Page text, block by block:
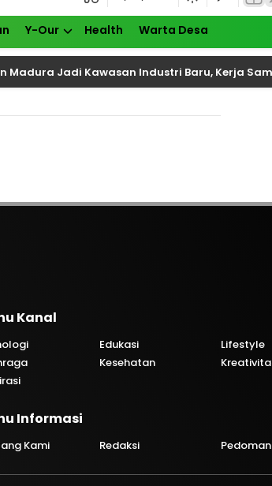
Y-Our Health Warta Desa
Madura Jadi Kawasan Industri Baru, Kerja
Kanal
Edukasi
Lifestyle
Kesehatan
Informasi
Kami Redaksi